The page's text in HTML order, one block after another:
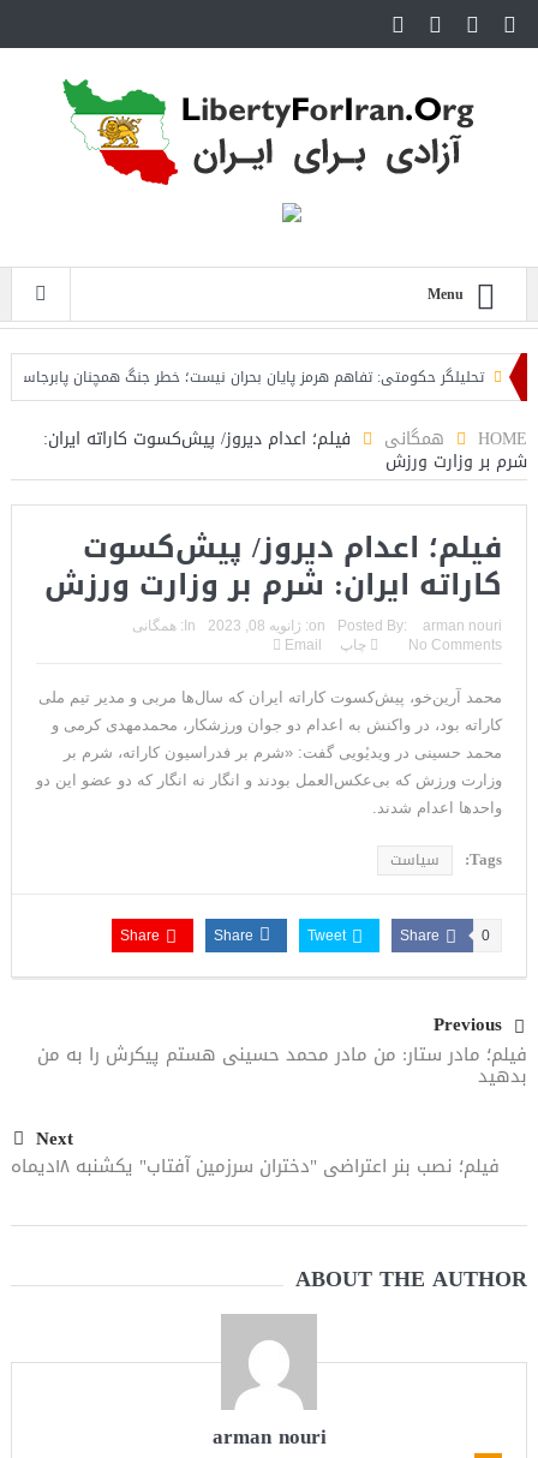
Menu
تحلیلگر حکومتی: تفاهم هرمز پایان بحران نیست؛ خطر جنگ همچنان پابرجاست
HOME همگانی فیلم؛ اعدام دیروز/ پیش‌کسوت ‫کاراته‬ ایران:
شرم بر وزارت ورزش
فیلم؛ اعدام دیروز/ پیش‌کسوت
‫کاراته‬ ایران: شرم بر وزارت ورزش
Posted By: arman nouri
on: ژانویه 08, 2023 In: همگانی
No Comments
چاپ Email
محمد آرین‌خو، پیش‌کسوت ‫کاراته‬ ایران که سال‌ها مربی و مدیر تیم ملی
کاراته بود، در واکنش به اعدام دو جوان ورزشکار، ‫محمدمهدی کرمی‬ و
‫محمد حسینی‬ در ویدیٔویی گفت: «شرم بر فدراسیون کاراته، شرم بر
وزارت ورزش که بی‌عکس‌العمل بودند و انگار نه انگار که دو عضو این دو
واحدها اعدام شدند.
Tags: سیاست
Share 0
Tweet
Share
Share
Previous
فیلم؛ مادر ستار: من مادر محمد حسینی هستم پیکرش را به من
بدهید
Next
فیلم؛ نصب بنر اعتراضی "دختران سرزمین آفتاب" یکشنبه ۱۸دیماه
ABOUT THE AUTHOR
arman nouri